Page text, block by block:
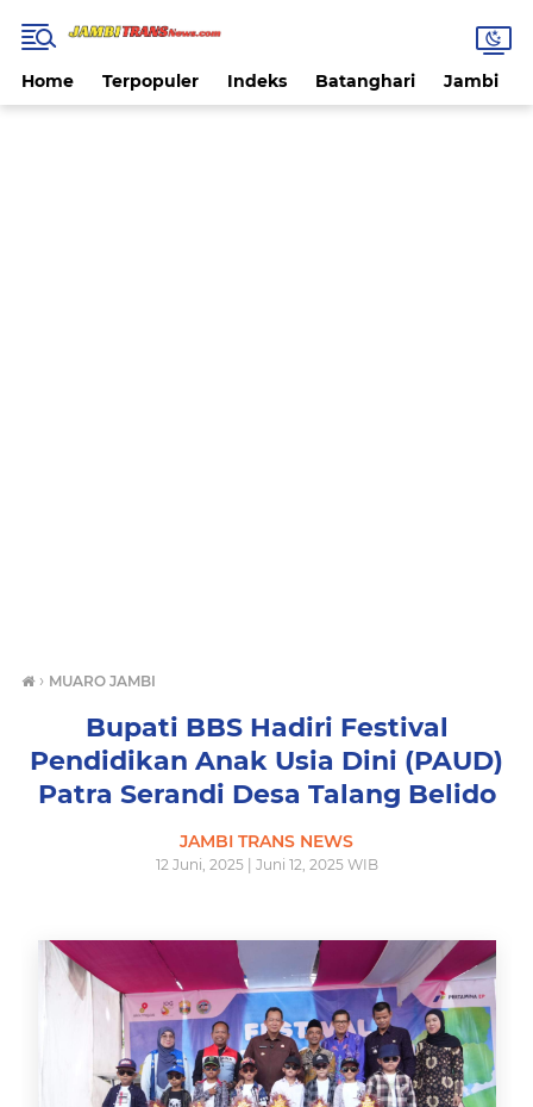
Home Terpopuler Indeks Batanghari Jambi
› MUARO JAMBI
Bupati BBS Hadiri Festival
Pendidikan Anak Usia Dini (PAUD)
Patra Serandi Desa Talang Belido
JAMBI TRANS NEWS
12 Juni, 2025 | Juni 12, 2025 WIB